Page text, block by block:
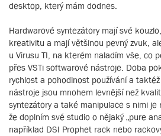
desktop, který mám dodnes.
Hardwarové syntezátory mají své
kreativitu a mají většinou pevný zvuk,
u Virusu TI, na kterém naladím vše, co
přes VSTi softwarové nástroje. Doba
rychlost a pohodlnost používání a
nástroje jsou mnohem levnější než
syntezátory a také manipulace s nimi je
že doplním své studio o nějaký „pure
například DSI Prophet rack nebo